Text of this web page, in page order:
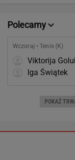
Polecamy
Wczoraj • Tenis (K)
Viktorija
Iga Świątek
POKAŻ